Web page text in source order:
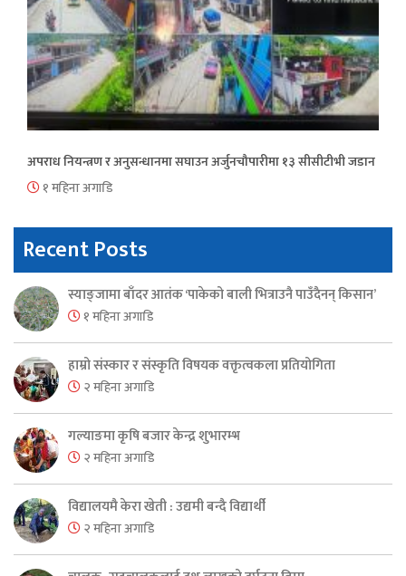
अपराध नियन्त्रण र अनुसन्धानमा सघाउन अर्जुनचौपारीमा १३ सीसीटीभी जडान
१ महिना अगाडि
Recent Posts
स्याङ्जामा बाँदर आतंक ‘पाकेको बाली भित्राउनै पाउँदैनन् किसान’
१ महिना अगाडि
हाम्रो संस्कार र संस्कृति विषयक वक्तृत्वकला प्रतियोगिता
२ महिना अगाडि
गल्याङमा कृषि बजार केन्द्र शुभारम्भ
२ महिना अगाडि
विद्यालयमै केरा खेती : उद्यमी बन्दै विद्यार्थी
२ महिना अगाडि